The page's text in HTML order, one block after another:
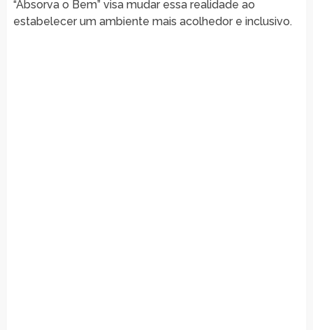
“Absorva o Bem” visa mudar essa realidade ao
estabelecer um ambiente mais acolhedor e inclusivo.